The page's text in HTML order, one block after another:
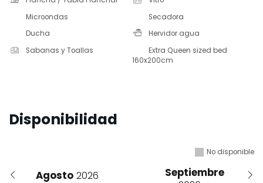
Microondas
Secadora
Ducha
Hervidor agua
Sabanas y Toallas
Extra Queen sized bed
160x200cm
Disponibilidad
No disponible
Agosto Septiembre